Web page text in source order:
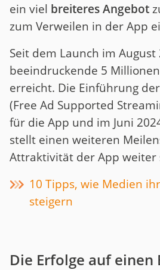
ein viel breiteres Angebot
zum Verweilen in der App
Seit dem Launch im
beeindruckende 5
erreicht. Die Einführung der
(Free Ad Supported
für die App und im Juni
stellt einen weiteren
Attraktivität der App weiter
10 Tipps, wie Medien
steigern
Die Erfolge auf einen